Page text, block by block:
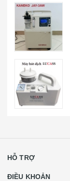
HỖ TRỢ
ĐIỀU KHOẢN